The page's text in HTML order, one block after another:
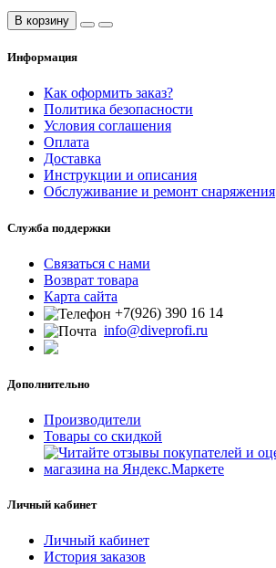
В корзину
Информация
Как оформить заказ?
Политика безопасности
Условия соглашения
Оплата
Доставка
Инструкции и описания
Обслуживание и ремонт снаряжения
Служба поддержки
Связаться с нами
Возврат товара
Карта сайта
+7(926) 390 16 14
info@diveprofi.ru
Дополнительно
Производители
Товары со скидкой
Личный кабинет
Личный кабинет
История заказов